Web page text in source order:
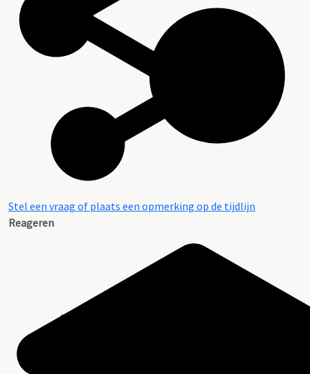
Stel een vraag of plaats een opmerking op de tijdlijn
Reageren